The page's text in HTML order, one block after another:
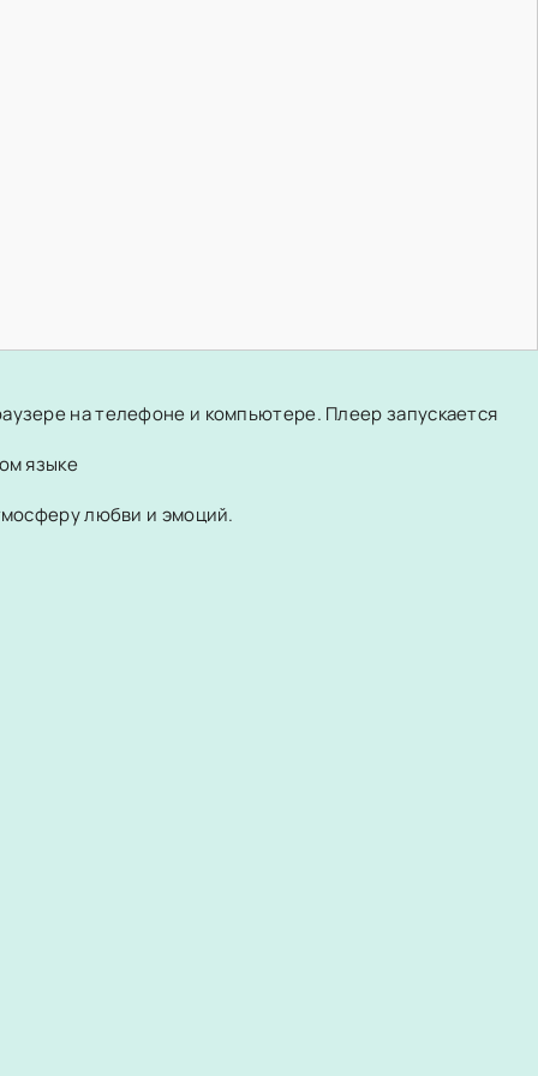
на телефоне и компьютере. Плеер запускается
языке
любви и эмоций.